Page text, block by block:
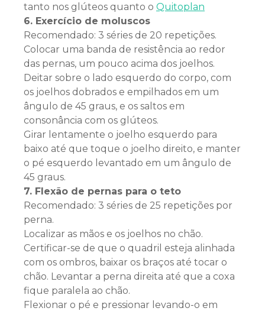
tanto nos glúteos quanto o Quitoplan
6. Exercício de moluscos
Recomendado: 3 séries de 20 repetições.
Colocar uma banda de resistência ao redor
das pernas, um pouco acima dos joelhos.
Deitar sobre o lado esquerdo do corpo, com
os joelhos dobrados e empilhados em um
ângulo de 45 graus, e os saltos em
consonância com os glúteos.
Girar lentamente o joelho esquerdo para
baixo até que toque o joelho direito, e manter
o pé esquerdo levantado em um ângulo de
45 graus.
7. Flexão de pernas para o teto
Recomendado: 3 séries de 25 repetições por
perna.
Localizar as mãos e os joelhos no chão.
Certificar-se de que o quadril esteja alinhada
com os ombros, baixar os braços até tocar o
chão. Levantar a perna direita até que a coxa
fique paralela ao chão.
Flexionar o pé e pressionar levando-o em